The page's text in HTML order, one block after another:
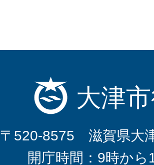
大津
〒520-8575 滋賀県大
開庁時間：9時から